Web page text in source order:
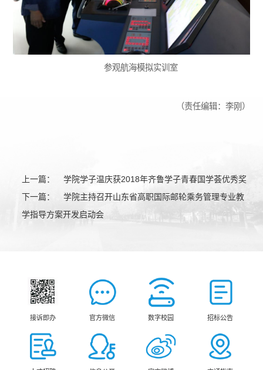
参观航海模拟实训室
（责任编辑：李刚）
上一篇：
学院学子温庆获2018年齐鲁学子青春国学荟优秀奖
下一篇：
学院主持召开山东省高职国际邮轮乘务管理专业教
学指导方案开发启动会
接诉即办 官方微信 数字校园 招标公告